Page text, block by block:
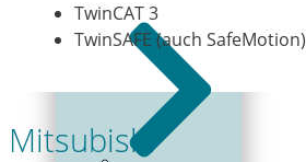
TwinCAT 3
TwinSAFE (auch SafeMotion)
Mitsubishi